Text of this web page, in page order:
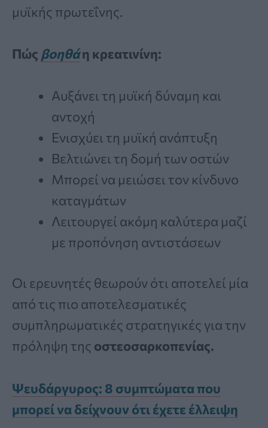
μυϊκής πρωτεΐνης.
Πώς βοηθάη κρεατινίνη:
Αυξάνει τη μυϊκή δύναμη και
αντοχή
Ενισχύει τη μυϊκή ανάπτυξη
Βελτιώνει τη δομή των οστών
Μπορεί να μειώσει τον κίνδυνο
καταγμάτων
Λειτουργεί ακόμη καλύτερα μαζί
με προπόνηση αντιστάσεων
Οι ερευνητές θεωρούν ότι αποτελεί μία
από τις πιο αποτελεσματικές
συμπληρωματικές στρατηγικές για την
πρόληψη της οστεοσαρκοπενίας.
Ψευδάργυρος: 8 συμπτώματα που
μπορεί να δείχνουν ότι έχετε έλλειψη